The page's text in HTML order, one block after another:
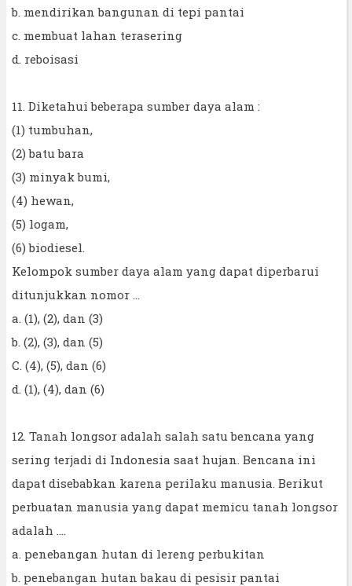
b. mendirikan bangunan di tepi pantai
c. membuat lahan terasering
d. reboisasi
11. Diketahui beberapa sumber daya alam :
(1) tumbuhan,
(2) batu bara
(3) minyak bumi,
(4) hewan,
(5) logam,
(6) biodiesel.
Kelompok sumber daya alam yang dapat diperbarui
ditunjukkan nomor ...
a. (1), (2), dan (3)
b. (2), (3), dan (5)
C. (4), (5), dan (6)
d. (1), (4), dan (6)
12. Tanah longsor adalah salah satu bencana yang
sering terjadi di Indonesia saat hujan. Bencana ini
dapat disebabkan karena perilaku manusia. Berikut
perbuatan manusia yang dapat memicu tanah longsor
adalah ....
a. penebangan hutan di lereng perbukitan
b. penebangan hutan bakau di pesisir pantai